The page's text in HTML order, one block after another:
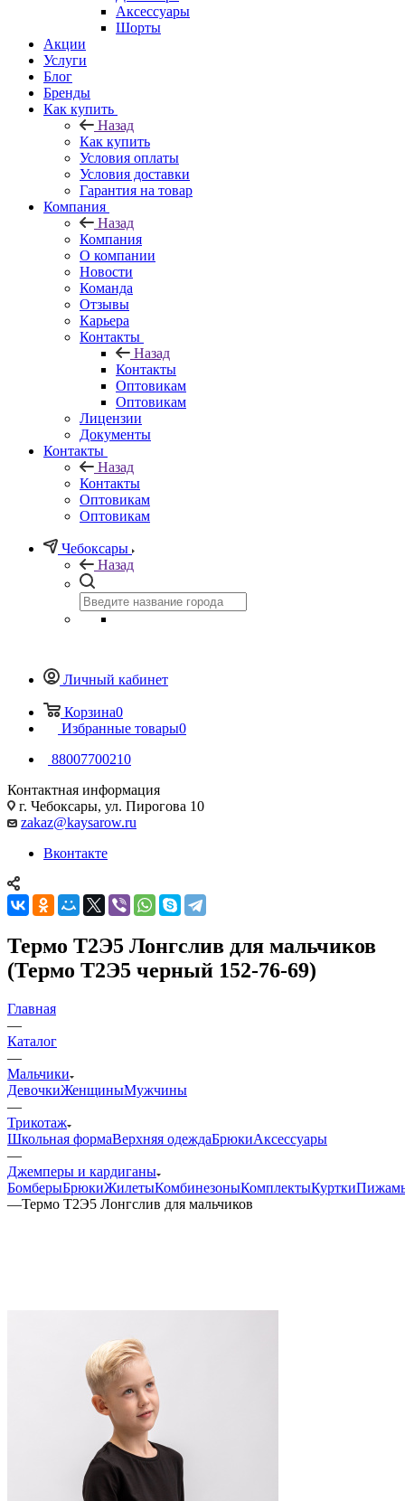
Аксессуары
Шорты
Акции
Услуги
Блог
Бренды
Как купить
Назад
Как купить
Условия оплаты
Условия доставки
Гарантия на товар
Компания
Назад
Компания
О компании
Новости
Команда
Отзывы
Карьера
Контакты
Назад
Контакты
Оптовикам
Оптовикам
Лицензии
Документы
Контакты
Назад
Контакты
Оптовикам
Оптовикам
Чебоксары
Назад
Личный кабинет
Корзина0
Избранные товары0
88007700210
Контактная информация
г. Чебоксары, ул. Пирогова 10
zakaz@kaysarow.ru
Вконтакте
Термо Т2Э5 Лонгслив для мальчиков
(Термо Т2Э5 черный 152-76-69)
Главная
—
Каталог
—
Мальчики
ДевочкиЖенщиныМужчины
—
Трикотаж
Школьная формаВерхняя одеждаБрюкиАксессуары
—
Джемперы и кардиганы
БомберыБрюкиЖилетыКомбинезоныКомплектыКуртки
—Термо Т2Э5 Лонгслив для мальчиков